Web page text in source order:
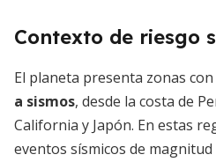
Contexto de riesgo
El planeta presenta zonas con
a sismos, desde la costa de
California y Japón. En estas
eventos sísmicos de magnitud